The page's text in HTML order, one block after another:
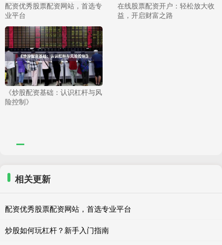
配资优秀股票配资网站，首选专
业平台
在线股票配资开户：轻松放大收
益，开启财富之路
《炒股配资基础：认识杠杆与风
险控制》
相关更新
配资优秀股票配资网站，首选专业平台
炒股如何玩杠杆？新手入门指南